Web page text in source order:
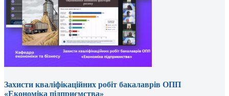
Захисти кваліфікаційних робіт бакалаврів ОПП
«Економіка підприємства»